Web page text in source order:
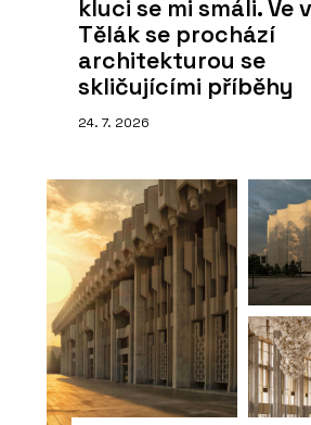
kluci se mi smáli. Ve
Tělák se prochází
architekturou se
skličujícími příběhy
24. 7. 2026